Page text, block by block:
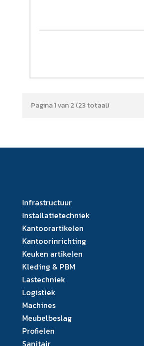
Pagina 1 van 2 (23 totaal)
Infrastructuur
Installatietechniek
Kantoorartikelen
Kantoorinrichting
Keuken artikelen
Kleding & PBM
Lastechniek
Logistiek
Machines
Meubelbeslag
Profielen
Sanitair